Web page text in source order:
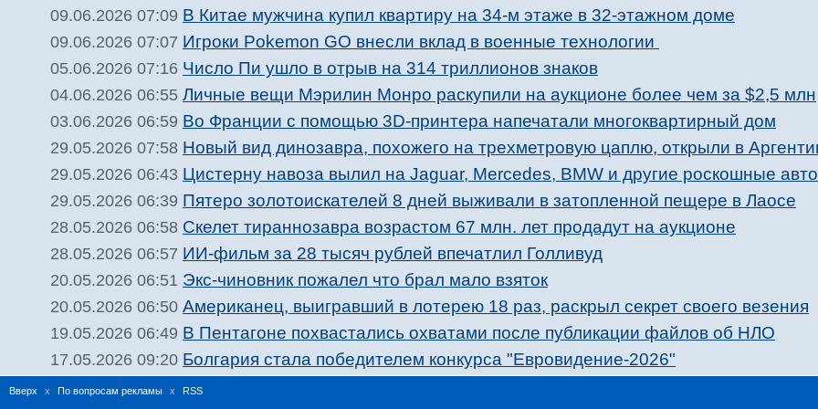
09.06.2026 07:09 В Китае мужчина купил квартиру на 34-м этаже в 32-этажном доме
09.06.2026 07:07 Игроки Pokemon GO внесли вклад в военные технологии
05.06.2026 07:16 Число Пи ушло в отрыв на 314 триллионов знаков
04.06.2026 06:55 Личные вещи Мэрилин Монро раскупили на аукционе более чем за $2,5 млн
03.06.2026 06:59 Во Франции с помощью 3D-принтера напечатали многоквартирный дом
29.05.2026 07:58 Новый вид динозавра, похожего на трехметровую цаплю, открыли в
29.05.2026 06:43 Цистерну навоза вылил на Jaguar, Mercedes, BMW и другие роскошные
29.05.2026 06:39 Пятеро золотоискателей 8 дней выживали в затопленной пещере в Лаосе
28.05.2026 06:58 Скелет тираннозавра возрастом 67 млн. лет продадут на аукционе
28.05.2026 06:57 ИИ-фильм за 28 тысяч рублей впечатлил Голливуд
20.05.2026 06:51 Экс-чиновник пожалел что брал мало взяток
20.05.2026 06:50 Американец, выигравший в лотерею 18 раз, раскрыл секрет своего везения
19.05.2026 06:49 В Пентагоне похвастались охватами после публикации файлов об НЛО
17.05.2026 09:20 Болгария стала победителем конкурса "Евровидение-2026"
Вверх x По вопросам рекламы x RSS